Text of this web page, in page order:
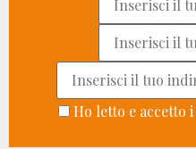
Ho letto e accetto